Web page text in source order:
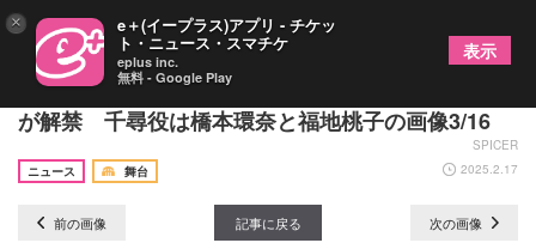
舞台『千と千尋の神隠し』上海公演の出演キャスト
が解禁 千尋役は橋本環奈と福地桃子の画像3/16
SPICER
ニュース
舞台 2025.2.17
前の画像 記事に戻る 次の画像
× e＋(イープラス)アプリ - チケッ
ト・ニュース・スマチケ
eplus inc.
無料 - Google Play
表示